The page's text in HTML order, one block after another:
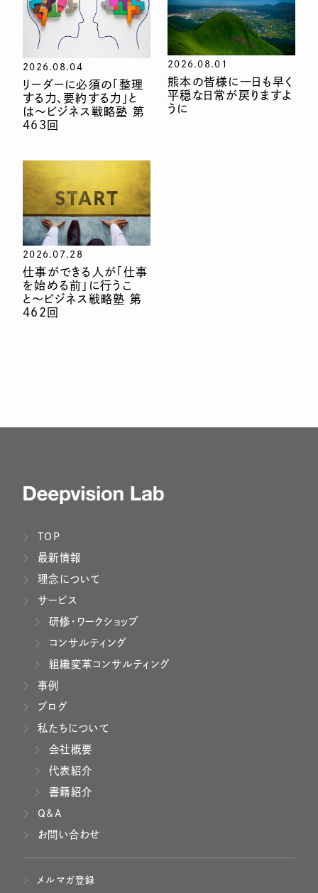
2026.08.04
リーダーに必須の「整理
する力、要約する力」と
は〜ビジネス戦略塾 第
463回
2026.08.01
熊本の皆様に一日も早く
平穏な日常が戻りますよ
うに
2026.07.28
仕事ができる人が「仕事
を始める前」に行うこ
と〜ビジネス戦略塾 第
462回
TOP
最新情報
理念について
サービス
研修・ワークショップ
コンサルティング
組織変革コンサルティング
事例
ブログ
私たちについて
会社概要
代表紹介
書籍紹介
Q&A
お問い合わせ
メルマガ登録